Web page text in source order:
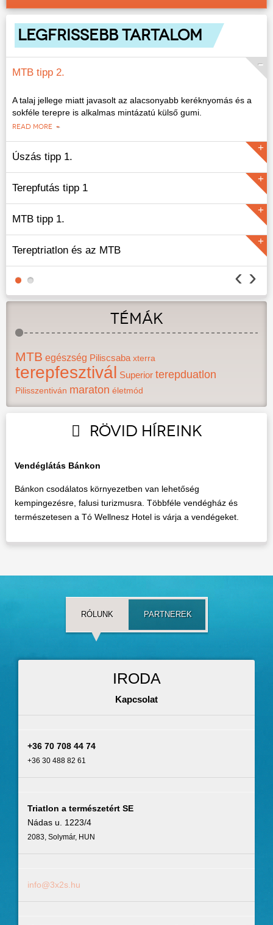
LEGFRISSEBB TARTALOM
MTB tipp 2.
A talaj jellege miatt javasolt az alacsonyabb keréknyomás és a
sokféle terepre is alkalmas mintázatú külső gumi.
READ MORE
Úszás tipp 1.
Terepfutás tipp 1
MTB tipp 1.
Tereptriatlon és az MTB
›
‹
TÉMÁK
MTB egészség Piliscsaba xterra
terepfesztivál Superior terepduatlon
Pilisszentiván maraton életmód
RÖVID HÍREINK
Vendéglátás Bánkon
Bánkon csodálatos környezetben van lehetőség
kempingezésre, falusi turizmusra. Többféle vendégház és
természetesen a Tó Wellnesz Hotel is várja a vendégeket.
RÓLUNK PARTNEREK
IRODA
Kapcsolat
+36 70 708 44 74
+36 30 488 82 61
Triatlon a természetért SE
Nádas u. 1223/4
2083, Solymár, HUN
info@3x2s.hu